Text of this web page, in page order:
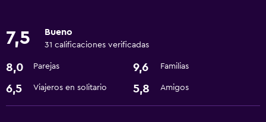
Servicios básicos
7,5 Bueno
31 calificaciones verificadas
8,0 Parejas 9,6 Familias
6,5 Viajeros en solitario 5,8 Amigos